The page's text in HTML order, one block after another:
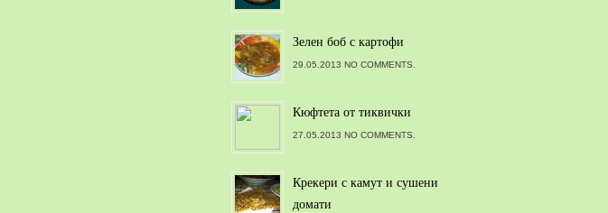
Зелен боб с картофи
29.05.2013 NO COMMENTS.
Кюфтета от тиквички
27.05.2013 NO COMMENTS.
Крекери с камут и сушени
домати